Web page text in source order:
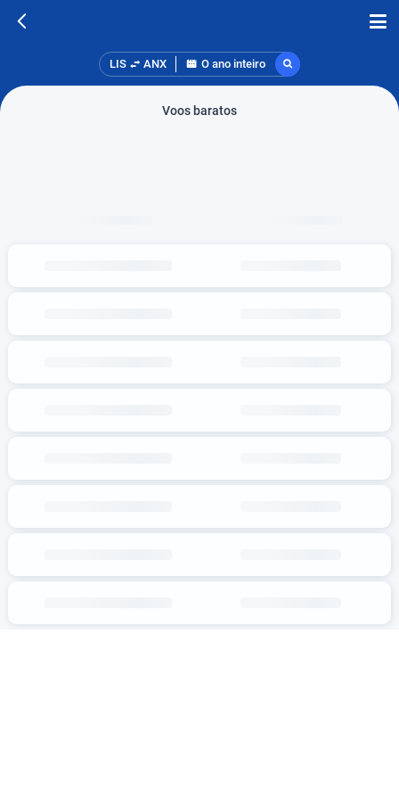
LIS ANX O ano inteiro
Voos baratos